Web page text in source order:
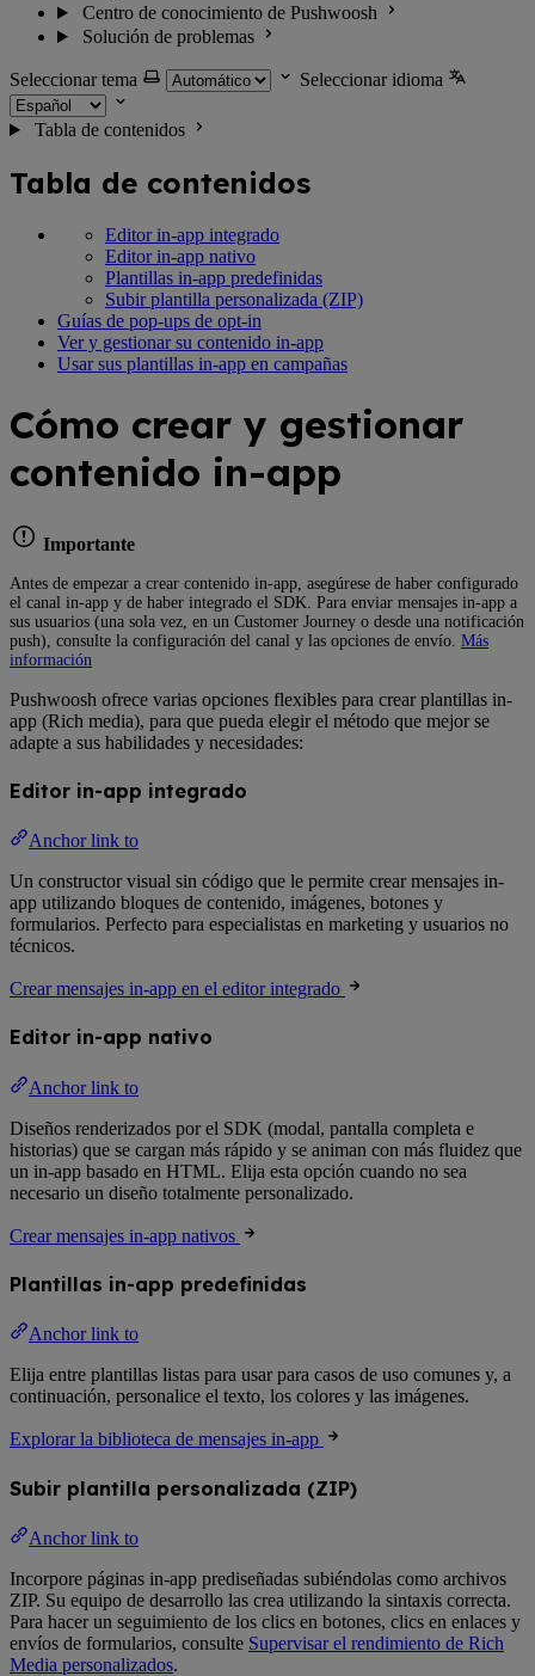
Centro de conocimiento de Pushwoosh
Solución de problemas
Seleccionar tema Seleccionar idioma
Tabla de contenidos
Tabla de contenidos
Editor in-app integrado
Editor in-app nativo
Plantillas in-app predefinidas
Subir plantilla personalizada (ZIP)
Guías de pop-ups de opt-in
Ver y gestionar su contenido in-app
Usar sus plantillas in-app en campañas
Cómo crear y gestionar
contenido in-app
Importante
Antes de empezar a crear contenido in-app, asegúrese de haber configurado
el canal in-app y de haber integrado el SDK. Para enviar mensajes in-app a
sus usuarios (una sola vez, en un Customer Journey o desde una notificación
push), consulte la configuración del canal y las opciones de envío. Más
información
Pushwoosh ofrece varias opciones flexibles para crear plantillas in-
app (Rich media), para que pueda elegir el método que mejor se
adapte a sus habilidades y necesidades:
Editor in-app integrado
Anchor link to
Un constructor visual sin código que le permite crear mensajes in-
app utilizando bloques de contenido, imágenes, botones y
formularios. Perfecto para especialistas en marketing y usuarios no
técnicos.
Crear mensajes in-app en el editor integrado
Editor in-app nativo
Anchor link to
Diseños renderizados por el SDK (modal, pantalla completa e
historias) que se cargan más rápido y se animan con más fluidez que
un in-app basado en HTML. Elija esta opción cuando no sea
necesario un diseño totalmente personalizado.
Crear mensajes in-app nativos
Plantillas in-app predefinidas
Anchor link to
Elija entre plantillas listas para usar para casos de uso comunes y, a
continuación, personalice el texto, los colores y las imágenes.
Explorar la biblioteca de mensajes in-app
Subir plantilla personalizada (ZIP)
Anchor link to
Incorpore páginas in-app prediseñadas subiéndolas como archivos
ZIP. Su equipo de desarrollo las crea utilizando la sintaxis correcta.
Para hacer un seguimiento de los clics en botones, clics en enlaces y
envíos de formularios, consulte Supervisar el rendimiento de Rich
Media personalizados.